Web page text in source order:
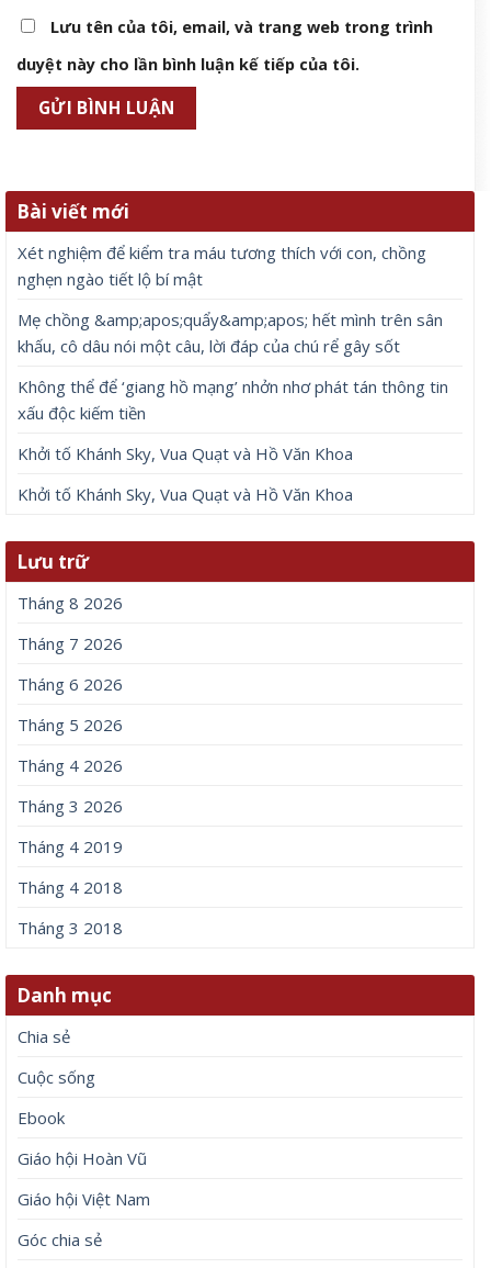
Lưu tên của tôi, email, và trang web trong trình
duyệt này cho lần bình luận kế tiếp của tôi.
Bài viết mới
Xét nghiệm để kiểm tra máu tương thích với con, chồng
nghẹn ngào tiết lộ bí mật
Mẹ chồng &amp;apos;quẩy&amp;apos; hết mình trên sân
khấu, cô dâu nói một câu, lời đáp của chú rể gây sốt
Không thể để ‘giang hồ mạng’ nhởn nhơ phát tán thông tin
xấu độc kiếm tiền
Khởi tố Khánh Sky, Vua Quạt và Hồ Văn Khoa
Khởi tố Khánh Sky, Vua Quạt và Hồ Văn Khoa
Lưu trữ
Tháng 8 2026
Tháng 7 2026
Tháng 6 2026
Tháng 5 2026
Tháng 4 2026
Tháng 3 2026
Tháng 4 2019
Tháng 4 2018
Tháng 3 2018
Danh mục
Chia sẻ
Cuộc sống
Ebook
Giáo hội Hoàn Vũ
Giáo hội Việt Nam
Góc chia sẻ